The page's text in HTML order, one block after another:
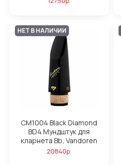
НЕТ В НАЛИЧИИ
CM1004 Black Diamond
BD4 Мундштук для
кларнета Bb, Vandoren
20840р.